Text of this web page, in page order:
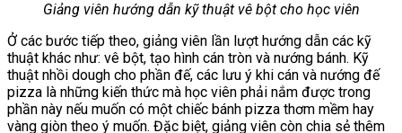
Giảng viên hướng dẫn kỹ thuật vê bột cho học viên
Ở các bước tiếp theo, giảng viên lần lượt hướng dẫn các kỹ
thuật khác như: vê bột, tạo hình cán tròn và nướng bánh. Kỹ
thuật nhồi dough cho phần đế, các lưu ý khi cán và nướng đế
pizza là những kiến thức mà học viên phải nắm được trong
phần này nếu muốn có một chiếc bánh pizza thơm mềm hay
vàng giòn theo ý muốn. Đặc biệt, giảng viên còn chia sẻ thêm